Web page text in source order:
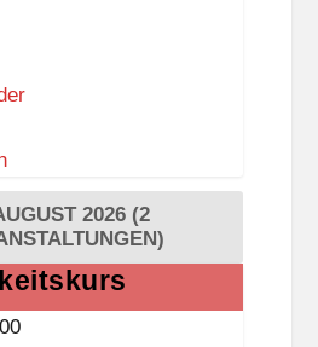
2026 (2